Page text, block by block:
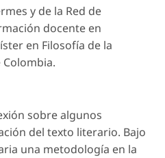
y de la Red de
docente en
en Filosofía de la
sobre algunos
del texto literario. Bajo
una metodología en la